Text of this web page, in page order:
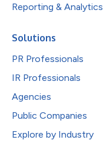
Reporting & Analytics
Solutions
PR Professionals
IR Professionals
Agencies
Public Companies
Explore by Industry